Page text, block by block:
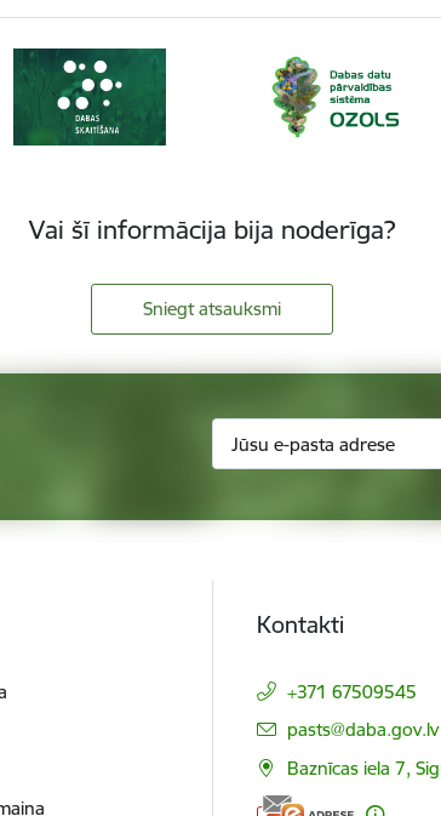
Vai šī informācija bija noderīga?
Sniegt atsauksmi
Kontakti
+371 67509545
E-pasts:
pasts@daba.gov.lv
Baznīcas iela 7,